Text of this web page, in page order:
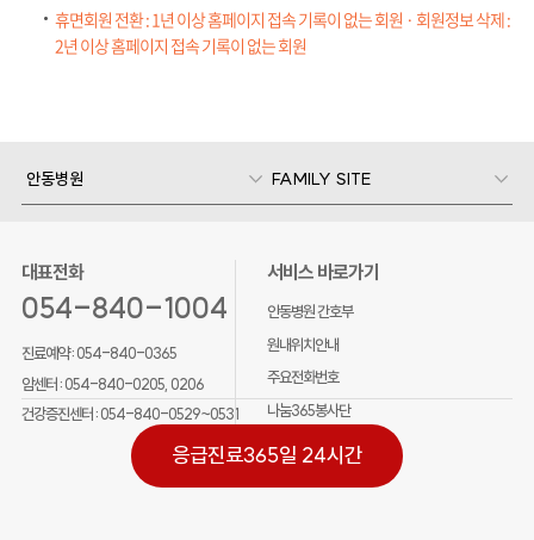
휴면회원 전환 : 1년 이상 홈페이지 접속 기록이 없는 회원 · 회원정보 삭제 :
2년 이상 홈페이지 접속 기록이 없는 회원
안동병원 FAMILY SITE
대표전화
054-840-1004
진료예약 :054-840-0365
암센터 :054-840-0205, 0206
건강증진센터 :054-840-0529~0531
서비스 바로가기
안동병원 간호부
원내위치안내
주요전화번호
나눔365봉사단
응급진료365일 24시간